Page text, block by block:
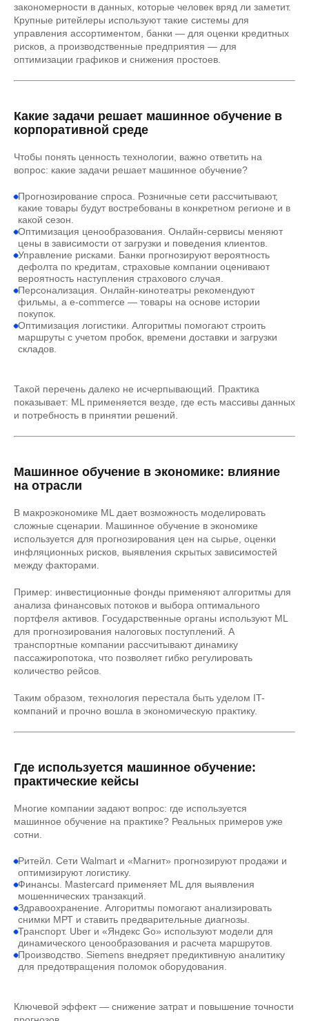
закономерности в данных, которые человек вряд ли заметит.
Крупные ритейлеры используют такие системы для
управления ассортиментом, банки — для оценки кредитных
рисков, а производственные предприятия — для
оптимизации графиков и снижения простоев.
Какие задачи решает машинное обучение в
корпоративной среде
Чтобы понять ценность технологии, важно ответить на
вопрос: какие задачи решает машинное обучение?
Прогнозирование спроса. Розничные сети рассчитывают,
какие товары будут востребованы в конкретном регионе и в
какой сезон.
Оптимизация ценообразования. Онлайн-сервисы меняют
цены в зависимости от загрузки и поведения клиентов.
Управление рисками. Банки прогнозируют вероятность
дефолта по кредитам, страховые компании оценивают
вероятность наступления страхового случая.
Персонализация. Онлайн-кинотеатры рекомендуют
фильмы, а e-commerce — товары на основе истории
покупок.
Оптимизация логистики. Алгоритмы помогают строить
маршруты с учетом пробок, времени доставки и загрузки
складов.
Такой перечень далеко не исчерпывающий. Практика
показывает: ML применяется везде, где есть массивы данных
и потребность в принятии решений.
Машинное обучение в экономике: влияние
на отрасли
В макроэкономике ML дает возможность моделировать
сложные сценарии. Машинное обучение в экономике
используется для прогнозирования цен на сырье, оценки
инфляционных рисков, выявления скрытых зависимостей
между факторами.
Пример: инвестиционные фонды применяют алгоритмы для
анализа финансовых потоков и выбора оптимального
портфеля активов. Государственные органы используют ML
для прогнозирования налоговых поступлений. А
транспортные компании рассчитывают динамику
пассажиропотока, что позволяет гибко регулировать
количество рейсов.
Таким образом, технология перестала быть уделом IT-
компаний и прочно вошла в экономическую практику.
Где используется машинное обучение:
практические кейсы
Многие компании задают вопрос: где используется
машинное обучение на практике? Реальных примеров уже
сотни.
Ритейл. Сети Walmart и «Магнит» прогнозируют продажи и
оптимизируют логистику.
Финансы. Mastercard применяет ML для выявления
мошеннических транзакций.
Здравоохранение. Алгоритмы помогают анализировать
снимки МРТ и ставить предварительные диагнозы.
Транспорт. Uber и «Яндекс Go» используют модели для
динамического ценообразования и расчета маршрутов.
Производство. Siemens внедряет предиктивную аналитику
для предотвращения поломок оборудования.
Ключевой эффект — снижение затрат и повышение точности